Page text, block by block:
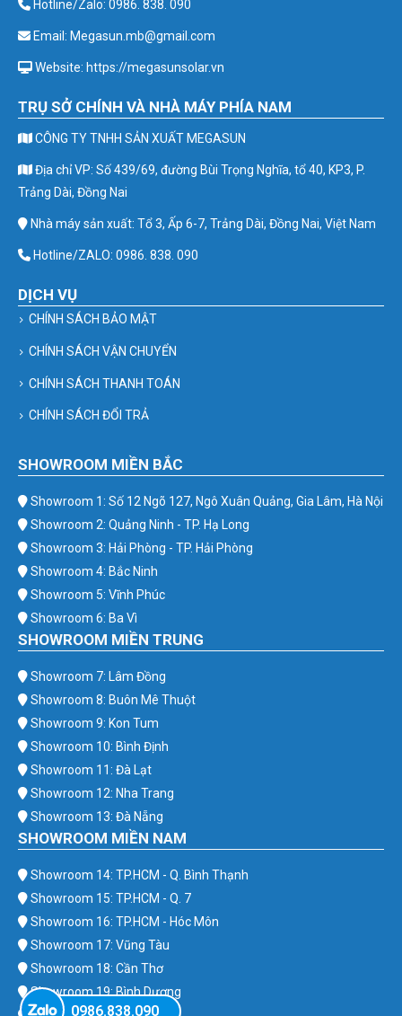
Hotline/Zalo: 0986. 838. 090
Email: Megasun.mb@gmail.com
Website: https://megasunsolar.vn
TRỤ SỞ CHÍNH VÀ NHÀ MÁY PHÍA NAM
CÔNG TY TNHH SẢN XUẤT MEGASUN
Địa chỉ VP: Số 439/69, đường Bùi Trọng Nghĩa, tổ 40, KP3, P.
Trảng Dài, Đồng Nai
Nhà máy sản xuất: Tổ 3, Ấp 6-7, Trảng Dài, Đồng Nai, Việt Nam
Hotline/ZALO: 0986. 838. 090
DỊCH VỤ
CHÍNH SÁCH BẢO MẬT
CHÍNH SÁCH VẬN CHUYỂN
CHÍNH SÁCH THANH TOÁN
CHÍNH SÁCH ĐỔI TRẢ
SHOWROOM MIỀN BẮC
Showroom 1: Số 12 Ngõ 127, Ngô Xuân Quảng, Gia Lâm, Hà Nội
Showroom 2: Quảng Ninh - TP. Hạ Long
Showroom 3: Hải Phòng - TP. Hải Phòng
Showroom 4: Bắc Ninh
Showroom 5: Vĩnh Phúc
Showroom 6: Ba Vì
SHOWROOM MIỀN TRUNG
Showroom 7: Lâm Đồng
Showroom 8: Buôn Mê Thuột
Showroom 9: Kon Tum
Showroom 10: Bình Định
Showroom 11: Đà Lạt
Showroom 12: Nha Trang
Showroom 13: Đà Nẵng
SHOWROOM MIỀN NAM
Showroom 14: TP.HCM - Q. Bình Thạnh
Showroom 15: TP.HCM - Q. 7
Showroom 16: TP.HCM - Hóc Môn
Showroom 17: Vũng Tàu
Showroom 18: Cần Thơ
Showroom 19: Bình Dương
0986.838.090